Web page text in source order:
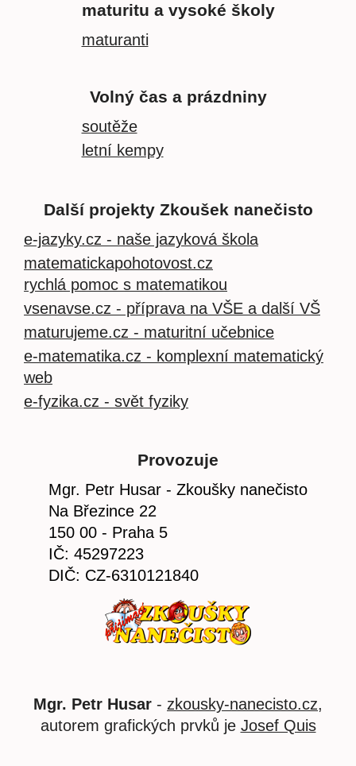
maturitu a vysoké školy
maturanti
Volný čas a prázdniny
soutěže
letní kempy
Další projekty Zkoušek nanečisto
e-jazyky.cz - naše jazyková škola
matematickapohotovost.cz
rychlá pomoc s matematikou
vsenavse.cz - příprava na VŠE a další VŠ
maturujeme.cz - maturitní učebnice
e-matematika.cz - komplexní matematický
web
e-fyzika.cz - svět fyziky
Provozuje
Mgr. Petr Husar - Zkoušky nanečisto
Na Březince 22
150 00 - Praha 5
IČ: 45297223
DIČ: CZ-6310121840
Mgr. Petr Husar - zkousky-nanecisto.cz,
autorem grafických prvků je Josef Quis